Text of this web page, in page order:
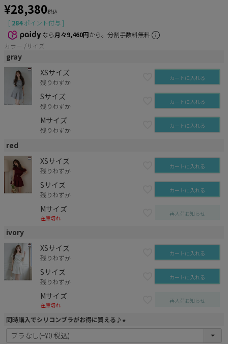
¥28,380税込
[ 284 ポイント付与 ]
なら月々9,460円から。分割手数料無料
カラー
サイズ
gray
XSサイズ
残りわずか カートに入れる
Sサイズ
残りわずか カートに入れる
Mサイズ
残りわずか カートに入れる
red
XSサイズ
残りわずか カートに入れる
Sサイズ
残りわずか カートに入れる
Mサイズ
在庫切れ
再入荷お知らせ
ivory
XSサイズ
残りわずか カートに入れる
Sサイズ
残りわずか カートに入れる
Mサイズ
在庫切れ
再入荷お知らせ
同時購入でシリコンブラがお得に買える♪
(